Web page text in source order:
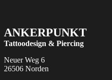
ANKERPUNKT
Tattoodesign & Piercing
Neuer Weg 6
26506 Norden